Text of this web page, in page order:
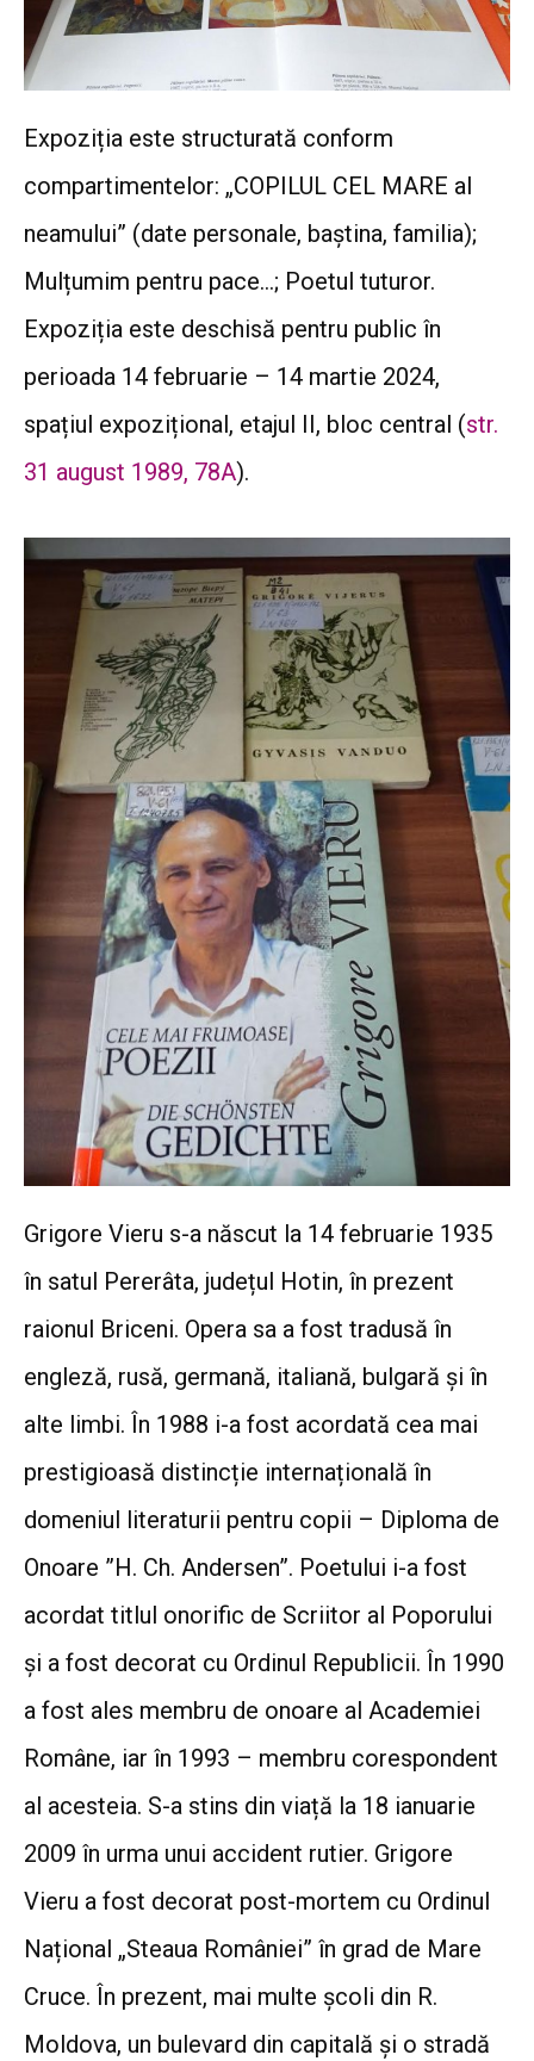
Expoziția este structurată conform
compartimentelor: „COPILUL CEL MARE al
neamului” (date personale, baștina, familia);
Mulțumim pentru pace…; Poetul tuturor.
Expoziția este deschisă pentru public în
perioada 14 februarie – 14 martie 2024,
spațiul expozițional, etajul II, bloc central (str.
31 august 1989, 78A).
Grigore Vieru s-a născut la 14 februarie 1935
în satul Pererâta, județul Hotin, în prezent
raionul Briceni. Opera sa a fost tradusă în
engleză, rusă, germană, italiană, bulgară și în
alte limbi. În 1988 i-a fost acordată cea mai
prestigioasă distincție internațională în
domeniul literaturii pentru copii – Diploma de
Onoare ”H. Ch. Andersen”. Poetului i-a fost
acordat titlul onorific de Scriitor al Poporului
și a fost decorat cu Ordinul Republicii. În 1990
a fost ales membru de onoare al Academiei
Române, iar în 1993 – membru corespondent
al acesteia. S-a stins din viață la 18 ianuarie
2009 în urma unui accident rutier. Grigore
Vieru a fost decorat post-mortem cu Ordinul
Național „Steaua României” în grad de Mare
Cruce. În prezent, mai multe școli din R.
Moldova, un bulevard din capitală și o stradă